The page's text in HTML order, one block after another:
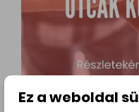
Ez a weboldal